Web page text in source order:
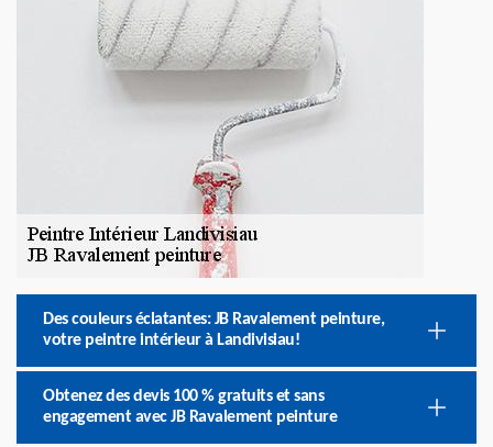
Des couleurs éclatantes: JB Ravalement peinture,
votre peintre intérieur à Landivisiau!
Obtenez des devis 100 % gratuits et sans
engagement avec JB Ravalement peinture